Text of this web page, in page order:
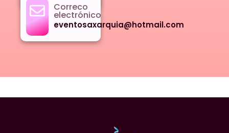
Correco
electrónico
eventosaxarquia@hotmail.com